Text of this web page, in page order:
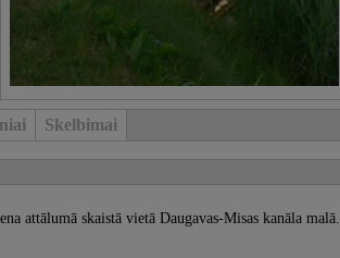
Skelbimai
attālumā skaistā vietā Daugavas-Misas kanāla malā.